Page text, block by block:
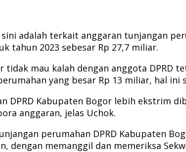
adalah terkait anggaran tunjangan
tahun 2023 sebesar Rp 27,7 miliar.
tidak mau kalah dengan anggota DPRD
yang besar Rp 13 miliar, hal
DPRD Kabupaten Bogor lebih ekstrim
anggaran, jelas Uchok.
perumahan DPRD Kabupaten
dengan memanggil dan memeriksa